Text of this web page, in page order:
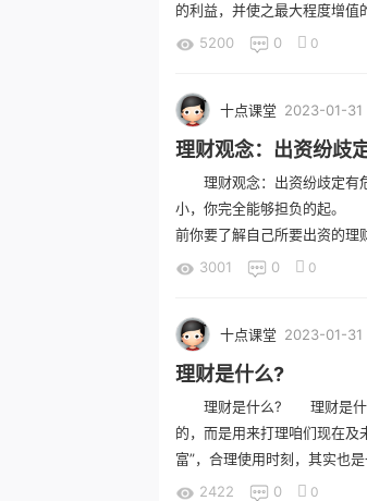
的利益，并使之最大程度增值
5200
0 0
十点课堂 2023-01-31
理财观念：出资纷歧
理财观念：出资纷歧定有
小，你完全能够担负的起。
前你要了解自己所要出资的理
3001
0 0
十点课堂 2023-01-31
理财是什么?
理财是什么? 理财是什么?
的，而是用来打理咱们现在
富”，合理使用时刻，其实也
2422
0 0